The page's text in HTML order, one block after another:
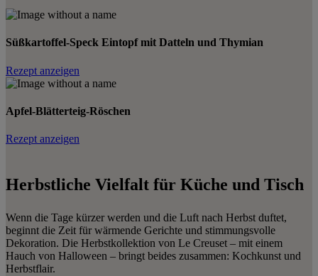
Süßkartoffel-Speck Eintopf mit Datteln und Thymian
Rezept anzeigen
Apfel-Blätterteig-Röschen
Rezept anzeigen
Herbstliche Vielfalt für Küche und Tisch
Wenn die Tage kürzer werden und die Luft nach Herbst duftet,
beginnt die Zeit für wärmende Gerichte und stimmungsvolle
Dekoration. Die Herbstkollektion von Le Creuset – mit einem
Hauch von Halloween – bringt beides zusammen: Kochkunst und
Herbstflair.